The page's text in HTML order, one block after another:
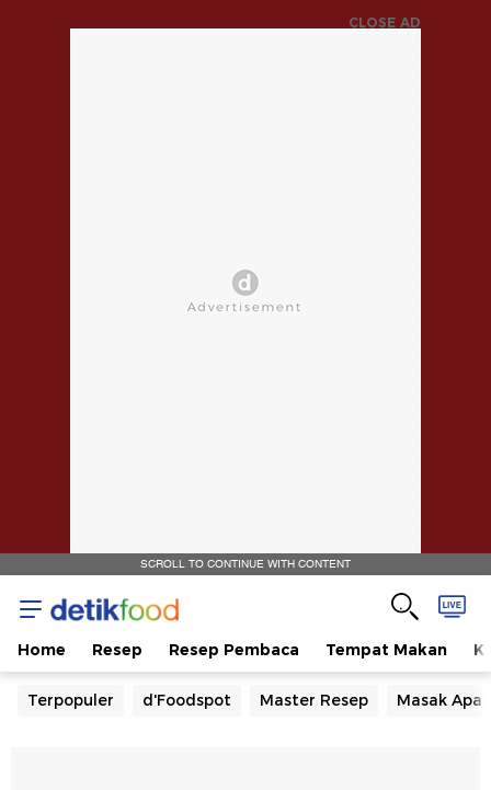
CLOSE AD
SCROLL TO CONTINUE WITH CONTENT
Home Resep Resep Pembaca Tempat Makan
Terpopuler d'Foodspot Master Resep Masak Apa